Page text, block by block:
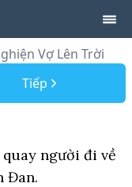
Vợ Lên Trời
Tiếp
người đi về
Đan.